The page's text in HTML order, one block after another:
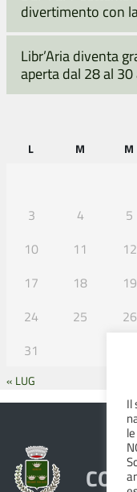
divertimento con
Libr’Aria diventa
aperta dal 28 al 30
L M M
3
4 5
10
11 12
17
18 19
24
25 26
31
« LUG
Il